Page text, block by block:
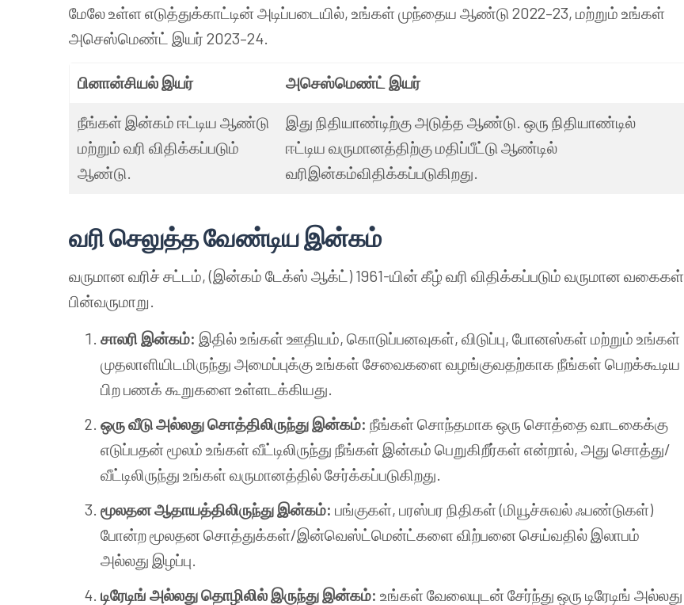
மேலே உள்ள எடுத்துக்காட்டின் அடிப்படையில், உங்கள் முந்தைய ஆண்டு 2022–23, மற்றும் உங்கள்
அசெஸ்மெண்ட் இயர் 2023–24.
பினான்சியல் இயர் அசெஸ்மெண்ட் இயர்
நீங்கள் இன்கம் ஈட்டிய ஆண்டு
மற்றும் வரி விதிக்கப்படும்
ஆண்டு.
இது நிதியாண்டிற்கு அடுத்த ஆண்டு. ஒரு நிதியாண்டில்
ஈட்டிய வருமானத்திற்கு மதிப்பீட்டு ஆண்டில்
வரிஇன்கம்விதிக்கப்படுகிறது.
வரி செலுத்த வேண்டிய இன்கம்
வருமான வரிச் சட்டம், (இன்கம் டேக்ஸ் ஆக்ட்) 1961-யின் கீழ் வரி விதிக்கப்படும் வருமான வகைகள்
பின்வருமாறு.
சாலரி இன்கம்: இதில் உங்கள் ஊதியம், கொடுப்பனவுகள், விடுப்பு, போனஸ்கள் மற்றும் உங்கள்
முதலாளியிடமிருந்து அமைப்புக்கு உங்கள் சேவைகளை வழங்குவதற்காக நீங்கள் பெறக்கூடிய
பிற பணக் கூறுகளை உள்ளடக்கியது.
ஒரு வீடு அல்லது சொத்திலிருந்து இன்கம்: நீங்கள் சொந்தமாக ஒரு சொத்தை வாடகைக்கு
எடுப்பதன் மூலம் உங்கள் வீட்டிலிருந்து நீங்கள் இன்கம் பெறுகிறீர்கள் என்றால், அது சொத்து/
வீட்டிலிருந்து உங்கள் வருமானத்தில் சேர்க்கப்படுகிறது.
மூலதன ஆதாயத்திலிருந்து இன்கம்: பங்குகள், பரஸ்பர நிதிகள் (மியூச்சுவல் ஃபண்டுகள்)
போன்ற மூலதன சொத்துக்கள்/இன்வெஸ்ட்மென்ட்களை விற்பனை செய்வதில் இலாபம்
அல்லது இழப்பு.
டிரேடிங் அல்லது தொழிலில் இருந்து இன்கம்: உங்கள் வேலையுடன் சேர்ந்து ஒரு டிரேடிங் அல்லது